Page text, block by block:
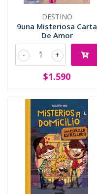
DESTINO
9una Misteriosa Carta
De Amor
+
-
$1.590